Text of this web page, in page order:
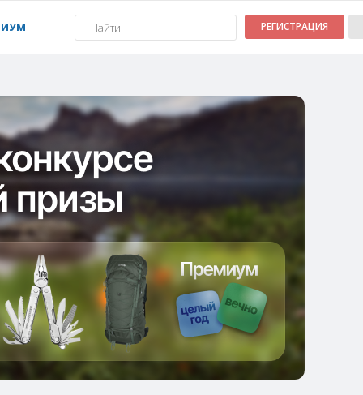
РЕГИСТРАЦИЯ